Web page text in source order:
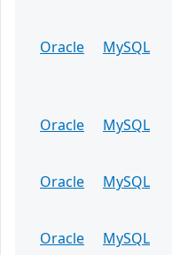
Oracle
MySQL
Oracle
MySQL
Oracle
MySQL
Oracle
MySQL